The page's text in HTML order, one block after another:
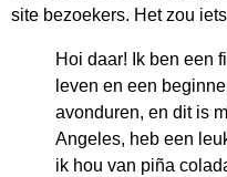
site bezoekers. Het zou
Hoi daar! Ik ben een
leven en een
avonduren, en dit is
Angeles, heb een
ik hou van piña